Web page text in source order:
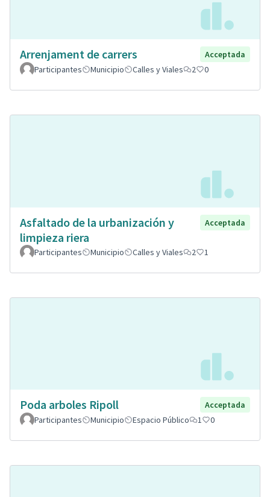
Arrenjament de carrers
Acceptada
Participantes
Municipio Calles y Viales 2 0
Asfaltado de la urbanización y
limpieza riera
Acceptada
Participantes Municipio Calles y Viales 2 1
Poda arboles Ripoll
Acceptada
Participantes
Municipio Espacio Público 1 0